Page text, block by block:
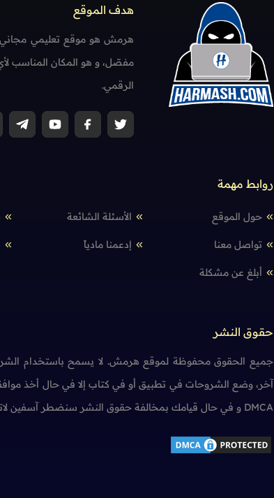
هدف الموقع
هرمش هو موقع تعليمي مجاني
مفصّل، و هو المكان المناسب
الرقمي.
روابط مهمة
حول الموقع الأسئلة الشائعة
تواصل معنا إدعمنا مادياً
أبلغ عن مشكلة
حقوق النشر
جميع الحقوق محفوظة لموقع هرمش. لا يسمح باستخدام
آخر، وضع الشروحات في تطبيق أو في كتاب إلا في حال أخذ
DMCA و في حال قيامك بمخالفة حقوق النشر سنضطر آسفين لاتخاذ الإجراءات اللازمة.